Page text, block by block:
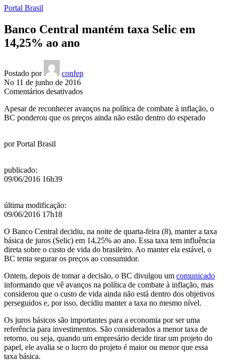
Portal Brasil
Banco Central mantém taxa Selic em
14,25% ao ano
Postado por
confep
No 11 de junho de 2016
Comentários desativadosem
Central
mantém
Apesar de reconhecer avanços na política de combate à inflação, o
BC ponderou que os preços ainda não estão dentro do esperado
porPortal Brasil
publicado:
09/06/2016 16h39
última modificação:
09/06/2016 17h18
O Banco Central decidiu, na noite de quarta-feira (8), manter a taxa
básica de juros (Selic) em 14,25% ao ano. Essa taxa tem influência
direta sobre o custo de vida do brasileiro. Ao manter ela estável, o
BC tenta segurar os preços ao consumidor.
Ontem, depois de tomar a decisão, o BC divulgou um comunicado
informando que vê avanços na política de combate à inflação, mas
considerou que o custo de vida ainda não está dentro dos objetivos
perseguidos e, por isso, decidiu manter a taxa no mesmo nível.
Os juros básicos são importantes para a economia por ser uma
referência para investimentos. São considerados a menor taxa de
retorno, ou seja, quando um empresário decide tirar um projeto do
papel, ele avalia se o lucro do projeto é maior ou menor que essa
taxa básica.